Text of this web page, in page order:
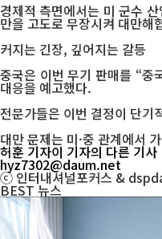
경제적 측면에서는 미 군수
만을 고도로 무장시켜 대만해
커지는 긴장, 깊어지는 갈등
중국은 이번 무기 판매를 “중
대응을 예고했다.
전문가들은 이번 결정이 단기
대만 문제는 미·중 관계에서
허훈 기자이 기자의 다른 기사
hyz7302@daum.net
ⓒ 인터내셔널포커스 &
BEST뉴스